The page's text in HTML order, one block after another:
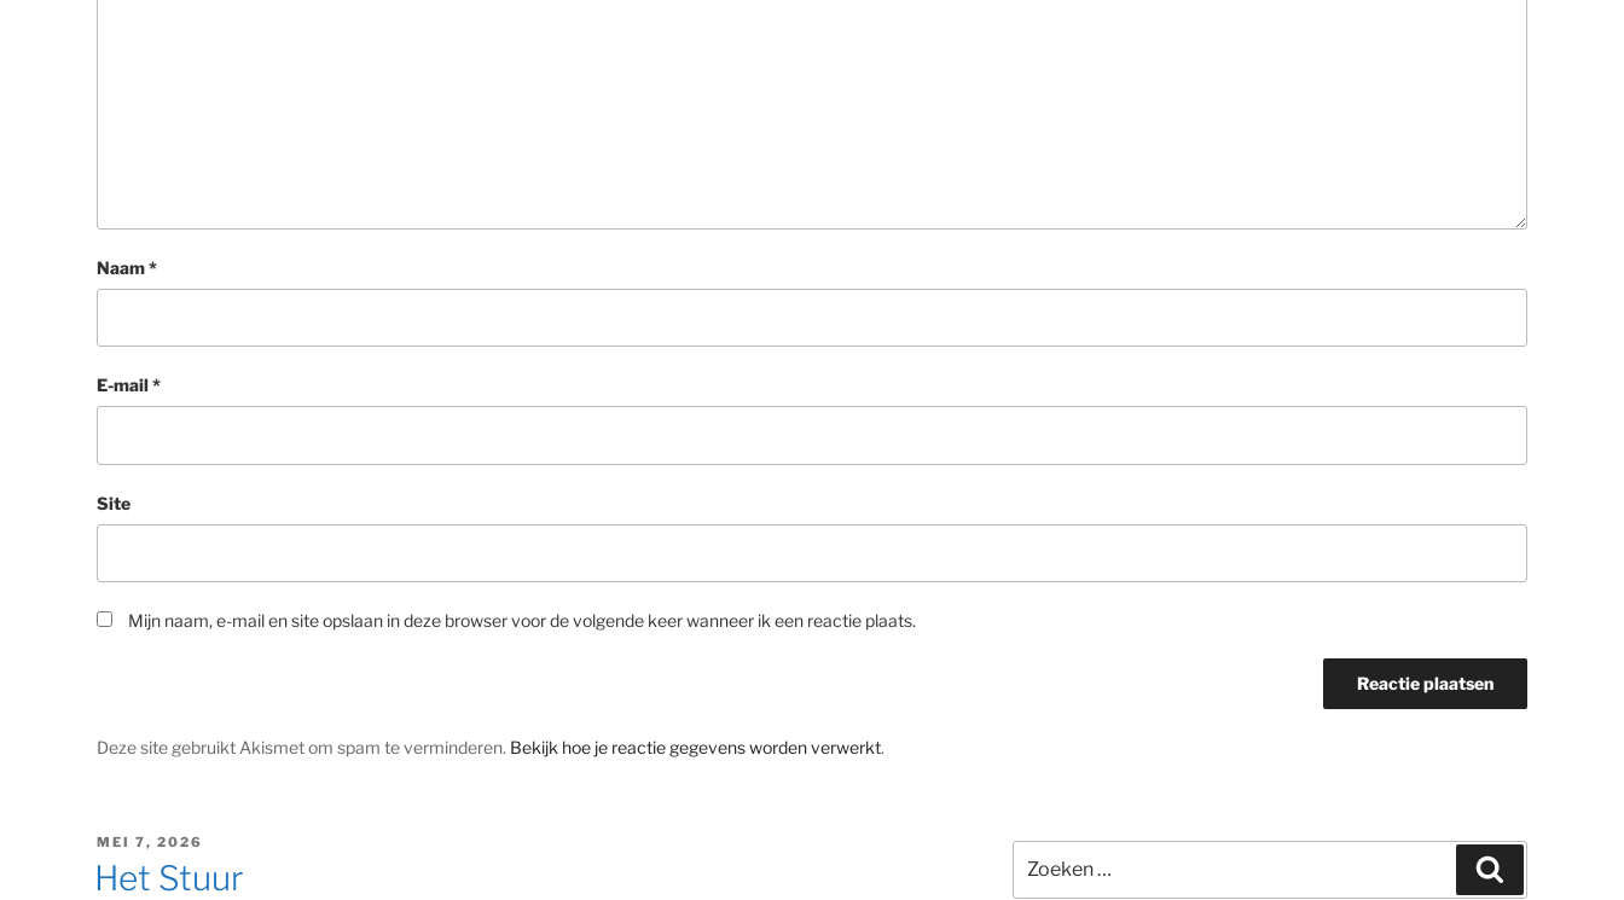
Naam*
E-mail*
Site
Mijn naam, e-mail en site opslaan in deze browser voor de volgende keer wanneer ik een reactie plaats.
Deze site gebruikt Akismet om spam te verminderen. Bekijk hoe je reactie gegevens worden verwerkt.
GEPLAATST
MEI 7, 2026
Het Stuur
naar: